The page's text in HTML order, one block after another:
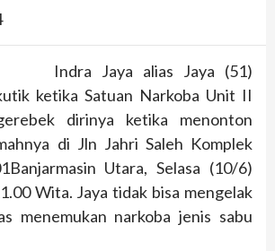
Indra Jaya alias Jaya (51)
ketika Satuan Narkoba Unit II
dirinya ketika menonton
di Jln Jahri Saleh Komplek
Utara, Selasa (10/6)
Wita. Jaya tidak bisa mengelak
menemukan narkoba jenis sabu